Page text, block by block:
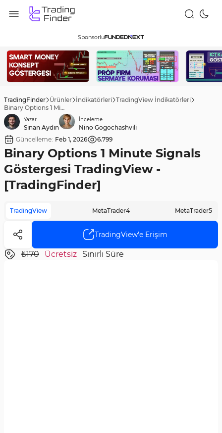
Sponsorlu
TradingFinder Ürünler İndikatörleri TradingView İndikatörleri
Binary Options 1 Minute Signals Göstergesi TradingView - [TradingFinder]
Yazar:
Sinan Aydın
İnceleme:
Nino Gogochashvili
Güncelleme: Feb 1, 2026 6.799
Binary Options 1 Minute Signals
Göstergesi TradingView -
[TradingFinder]
TradingView MetaTrader4 MetaTrader5
TradingView'e Erişim
₺170 Ücretsiz Sınırlı Süre